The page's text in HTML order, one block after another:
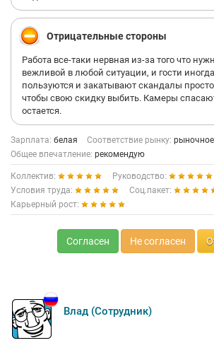
Отрицательные стороны
Работа все-таки нервная из-за того что
вежливой в любой ситуации, и гости
пользуются и закатывают скандалы
чтобы свою скидку выбить. Камеры
остается.
Зарплата: белая Соответствие рынку: рыночное
Общее впечатление: рекомендую
Коллектив:
Руководство:
Условия труда:
Соц.пакет:
Карьерный рост:
Согласен Не согласен
Влад (Сотрудник)